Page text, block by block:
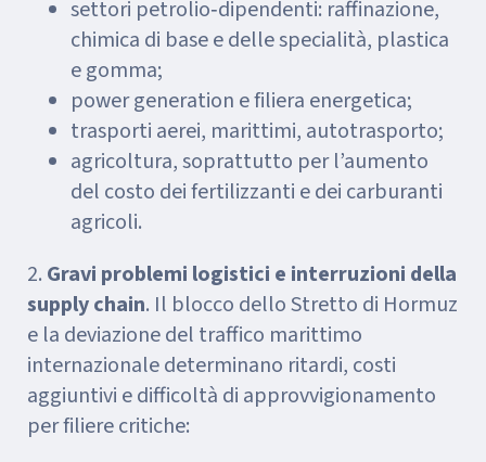
settori petrolio‑dipendenti: raffinazione,
chimica di base e delle specialità, plastica
e gomma;
power generation e filiera energetica;
trasporti aerei, marittimi, autotrasporto;
agricoltura, soprattutto per l’aumento
del costo dei fertilizzanti e dei carburanti
agricoli.
2. Gravi problemi logistici e interruzioni della
supply chain. Il blocco dello Stretto di Hormuz
e la deviazione del traffico marittimo
internazionale determinano ritardi, costi
aggiuntivi e difficoltà di approvvigionamento
per filiere critiche: